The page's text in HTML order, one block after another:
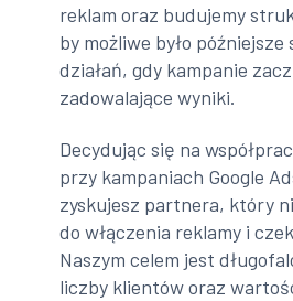
reklam oraz budujemy
by możliwe było późniejsze
działań, gdy kampanie
zadowalające wyniki.
Decydując się na
przy kampaniach Google
zyskujesz partnera, który
do włączenia reklamy i
Naszym celem jest
liczby klientów oraz